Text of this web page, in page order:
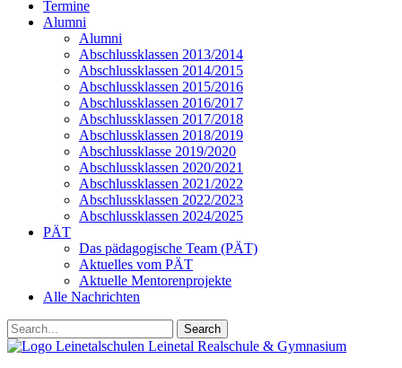
Termine
Alumni
Alumni
Abschlussklassen 2013/2014
Abschlussklassen 2014/2015
Abschlussklassen 2015/2016
Abschlussklassen 2016/2017
Abschlussklassen 2017/2018
Abschlussklassen 2018/2019
Abschlussklasse 2019/2020
Abschlussklassen 2020/2021
Abschlussklassen 2021/2022
Abschlussklassen 2022/2023
Abschlussklassen 2024/2025
PÄT
Das pädagogische Team (PÄT)
Aktuelles vom PÄT
Aktuelle Mentorenprojekte
Alle Nachrichten
Search
Leinetalschulen Leinetal Realschule & Gymnasium